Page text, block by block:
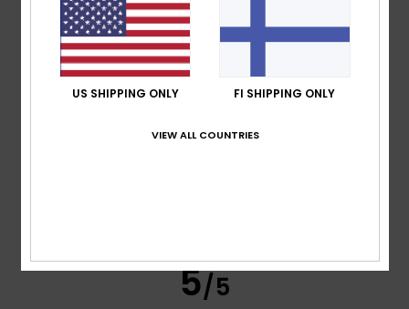
Material: 5/5 Color: 5/5
I recommend this product
4
5/5
US SHIPPING ONLY FI SHIPPING ONLY
VIEW ALL COUNTRIES